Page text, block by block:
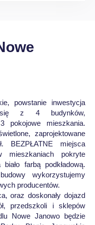
powstanie inwestycja
się z 4 budynków,
mieszkania.
zaprojektowane
BEZPŁATNE miejsca
mieszkaniach pokryte
farbą podkładową.
wykorzystujemy
producentów.
oraz doskonały dojazd
przedszkoli i sklepów
Nowe Janowo będzie